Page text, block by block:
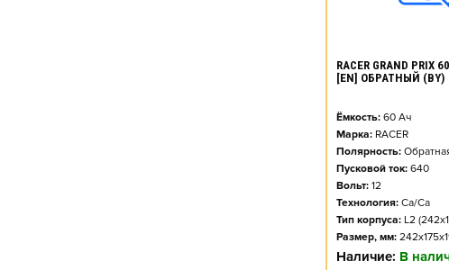
RACER GRAND PRIX
[EN] ОБРАТНЫЙ (BY)
Ёмкость: 60 Ач
Марка: RACER
Полярность:
Пусковой ток: 640
Вольт: 12
Технология: Ca/Ca
Тип корпуса: L2
Размер, мм:
Наличие: В